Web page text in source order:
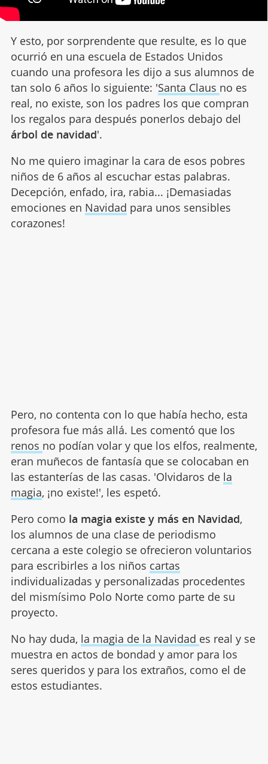
Y esto, por sorprendente que resulte, es lo que
ocurrió en una escuela de Estados Unidos
cuando una profesora les dijo a sus alumnos de
tan solo 6 años lo siguiente: 'Santa Claus no es
real, no existe, son los padres los que compran
los regalos para después ponerlos debajo del
árbol de navidad'.
No me quiero imaginar la cara de esos pobres
niños de 6 años al escuchar estas palabras.
Decepción, enfado, ira, rabia... ¡Demasiadas
emociones en Navidad para unos sensibles
corazones!
Pero, no contenta con lo que había hecho, esta
profesora fue más allá. Les comentó que los
renos no podían volar y que los elfos, realmente,
eran muñecos de fantasía que se colocaban en
las estanterías de las casas. 'Olvidaros de la
magia, ¡no existe!', les espetó.
Pero como la magia existe y más en Navidad,
los alumnos de una clase de periodismo
cercana a este colegio se ofrecieron voluntarios
para escribirles a los niños cartas
individualizadas y personalizadas procedentes
del mismísimo Polo Norte como parte de su
proyecto.
No hay duda, la magia de la Navidad es real y se
muestra en actos de bondad y amor para los
seres queridos y para los extraños, como el de
estos estudiantes.